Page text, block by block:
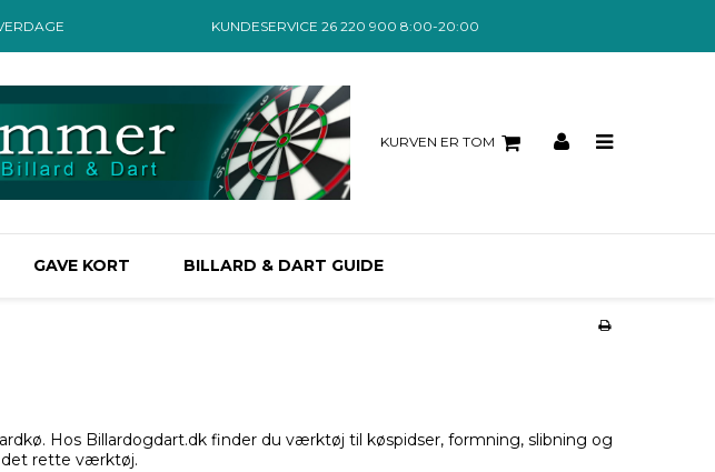
KUNDESERVICE 26 220 900 8:00-20:00
KURVEN ER TOM
GAVE KORT BILLARD & DART GUIDE
Hos Billardogdart.dk finder du værktøj til køspidser, formning, slibning og
det rette værktøj.